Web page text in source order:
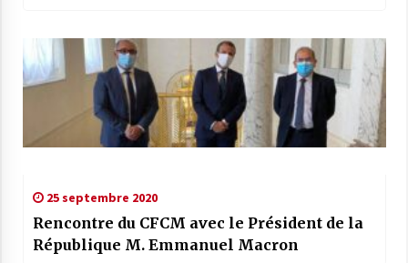
25 septembre 2020
Rencontre du CFCM avec le Président de la
République M. Emmanuel Macron